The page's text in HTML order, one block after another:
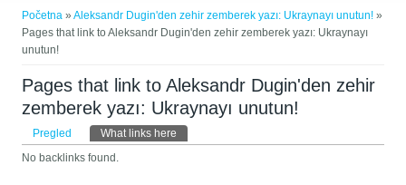
Početna »Aleksandr Dugin'den zehir zemberek yazı: Ukraynayı unutun! »
Pages that link to Aleksandr Dugin'den zehir zemberek yazı: Ukraynayı
unutun!
Pages that link to Aleksandr Dugin'den zehir
zemberek yazı: Ukraynayı unutun!
Primarni tabovi
Pregled What links here
No backlinks found.